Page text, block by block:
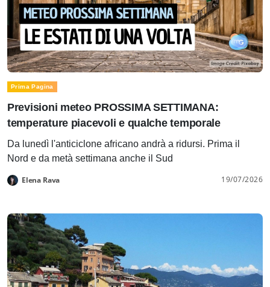
Prima Pagina
Previsioni meteo PROSSIMA SETTIMANA:
temperature piacevoli e qualche temporale
Da lunedì l'anticiclone africano andrà a ridursi. Prima il
Nord e da metà settimana anche il Sud
Elena Rava 19/07/2026